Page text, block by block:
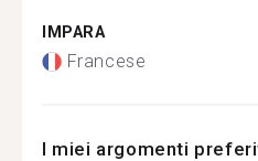
IMPARA
Francese
I miei argomenti